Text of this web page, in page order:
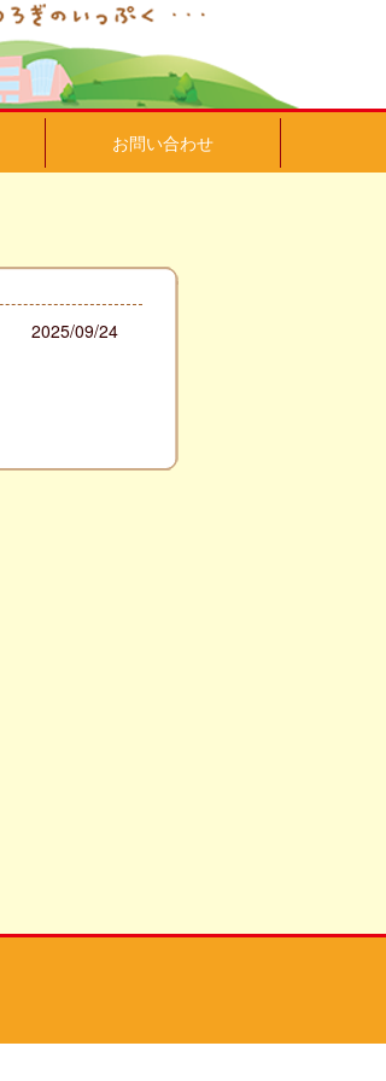
お問い合わせ
2025/09/24